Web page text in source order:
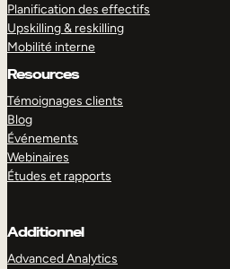
Planification des effectifs
Upskilling & reskilling
Mobilité interne
Resources
Témoignages clients
Blog
Événements
Webinaires
Études et rapports
Additionnel
Advanced Analytics